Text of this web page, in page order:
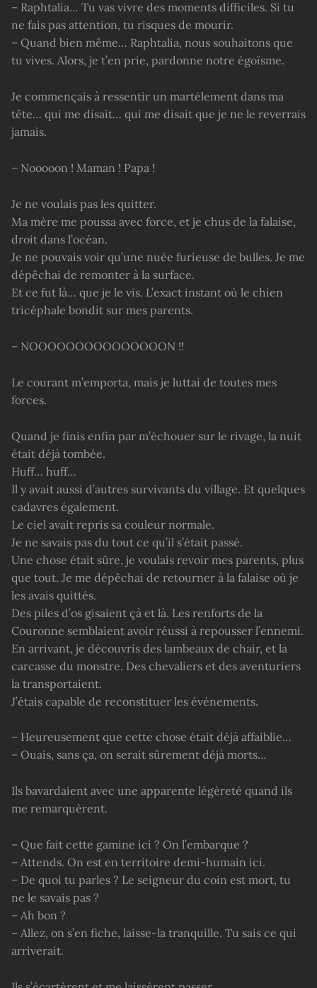
– Raphtalia… Tu vas vivre des moments difficiles. Si tu
ne fais pas attention, tu risques de mourir.
– Quand bien même… Raphtalia, nous souhaitons que
tu vives. Alors, je t’en prie, pardonne notre égoïsme.
Je commençais à ressentir un martèlement dans ma
tête… qui me disait… qui me disait que je ne le reverrais
jamais.
– Nooooon ! Maman ! Papa !
Je ne voulais pas les quitter.
Ma mère me poussa avec force, et je chus de la falaise,
droit dans l’océan.
Je ne pouvais voir qu’une nuée furieuse de bulles. Je me
dépêchai de remonter à la surface.
Et ce fut là… que je le vis. L’exact instant où le chien
tricéphale bondit sur mes parents.
– NOOOOOOOOOOOOOOON !!
Le courant m’emporta, mais je luttai de toutes mes
forces.
Quand je finis enfin par m’échouer sur le rivage, la nuit
était déjà tombée.
Huff… huff…
Il y avait aussi d’autres survivants du village. Et quelques
cadavres également.
Le ciel avait repris sa couleur normale.
Je ne savais pas du tout ce qu’il s’était passé.
Une chose était sûre, je voulais revoir mes parents, plus
que tout. Je me dépêchai de retourner à la falaise où je
les avais quittés.
Des piles d’os gisaient çà et là. Les renforts de la
Couronne semblaient avoir réussi à repousser l’ennemi.
En arrivant, je découvris des lambeaux de chair, et la
carcasse du monstre. Des chevaliers et des aventuriers
la transportaient.
J’étais capable de reconstituer les événements.
– Heureusement que cette chose était déjà affaiblie…
– Ouais, sans ça, on serait sûrement déjà morts…
Ils bavardaient avec une apparente légèreté quand ils
me remarquèrent.
– Que fait cette gamine ici ? On l’embarque ?
– Attends. On est en territoire demi-humain ici.
– De quoi tu parles ? Le seigneur du coin est mort, tu
ne le savais pas ?
– Ah bon ?
– Allez, on s’en fiche, laisse-la tranquille. Tu sais ce qui
arriverait.